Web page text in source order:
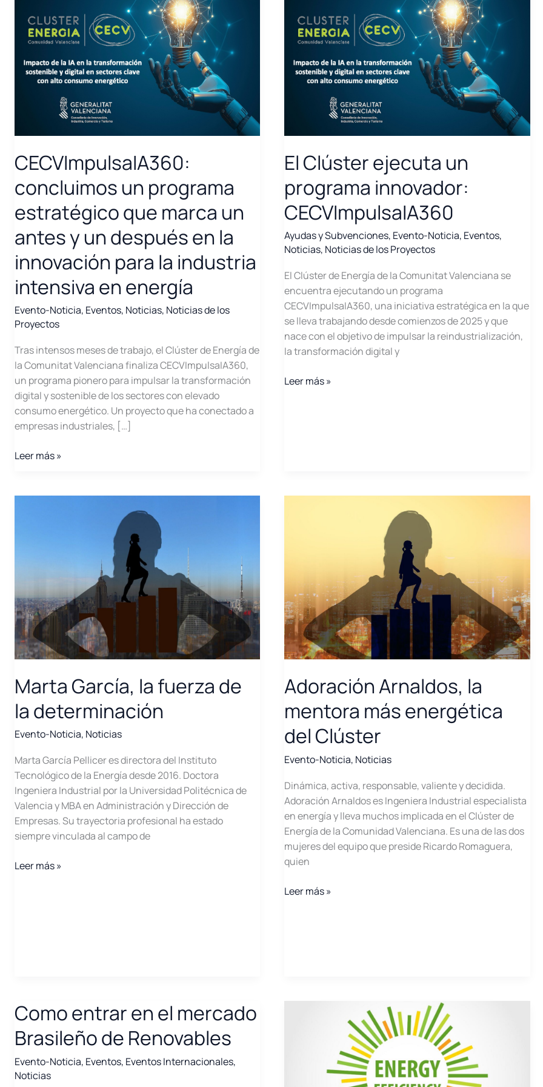
CECVImpulsaIA360:
concluimos un programa
estratégico que marca un
antes y un después en la
innovación para la industria
intensiva en energía
Evento-Noticia, Eventos, Noticias, Noticias de los
Proyectos
Tras intensos meses de trabajo, el Clúster de Energía de
la Comunitat Valenciana finaliza CECVImpulsaIA360,
un programa pionero para impulsar la transformación
digital y sostenible de los sectores con elevado
consumo energético. Un proyecto que ha conectado a
empresas industriales, […]
CECVImpulsaIA360:
y
un
después
en
la
para
la
industria
intensiva
energía
Leer más »
El Clúster ejecuta un
programa innovador:
CECVImpulsaIA360
Ayudas y Subvenciones, Evento-Noticia, Eventos,
Noticias, Noticias de los Proyectos
El Clúster de Energía de la Comunitat Valenciana se
encuentra ejecutando un programa
CECVImpulsaIA360, una iniciativa estratégica en la que
se lleva trabajando desde comienzos de 2025 y que
nace con el objetivo de impulsar la reindustrialización,
la transformación digital y
El
Leer más »
Marta García, la fuerza de
la determinación
Evento-Noticia, Noticias
Marta García Pellicer es directora del Instituto
Tecnológico de la Energía desde 2016. Doctora
Ingeniera Industrial por la Universidad Politécnica de
Valencia y MBA en Administración y Dirección de
Empresas. Su trayectoria profesional ha estado
siempre vinculada al campo de
Marta
Leer más »
Adoración Arnaldos, la
mentora más energética
del Clúster
Evento-Noticia, Noticias
Dinámica, activa, responsable, valiente y decidida.
Adoración Arnaldos es Ingeniera Industrial especialista
en energía y lleva muchos implicada en el Clúster de
Energía de la Comunidad Valenciana. Es una de las dos
mujeres del equipo que preside Ricardo Romaguera,
quien
Adoración
Leer más »
Como entrar en el mercado
Brasileño de Renovables
Evento-Noticia, Eventos, Eventos Internacionales,
Noticias